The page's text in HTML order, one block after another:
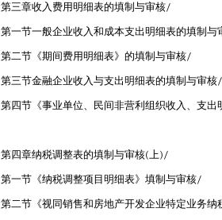
第三章收入费用明细表的填制与审核/
第一节一般企业收入和成本支出明细表的填制与
第二节《期间费用明细表》的填制与审核/
第三节金融企业收入与支出明细表的填制与审核/
第四节《事业单位、民间非营利组织收入、支出
第四章纳税调整表的填制与审核(上)/
第一节《纳税调整项目明细表》填制与审核/
第二节《视同销售和房地产开发企业特定业务